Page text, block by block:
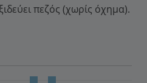
πεζός (χωρίς όχημα).